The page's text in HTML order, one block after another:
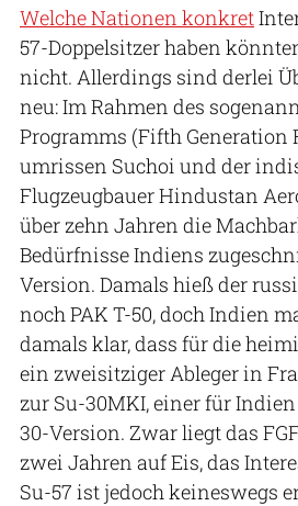
Welche Nationen konkret
57-Doppelsitzer haben
nicht. Allerdings sind derlei
neu: Im Rahmen des
Programms (Fifth Generation
umrissen Suchoi und der
Flugzeugbauer Hindustan
über zehn Jahren die
Bedürfnisse Indiens
Version. Damals hieß der
noch PAK T-50, doch Indien
damals klar, dass für die
ein zweisitziger Ableger in
zur Su-30MKI, einer für
30-Version. Zwar liegt das
zwei Jahren auf Eis, das
Su-57 ist jedoch keineswegs